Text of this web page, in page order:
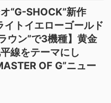
“G-SHOCK”新作
イトイエローゴールド
ウン”で3機種】黄金
線をテーマにし
OF G”ニュー